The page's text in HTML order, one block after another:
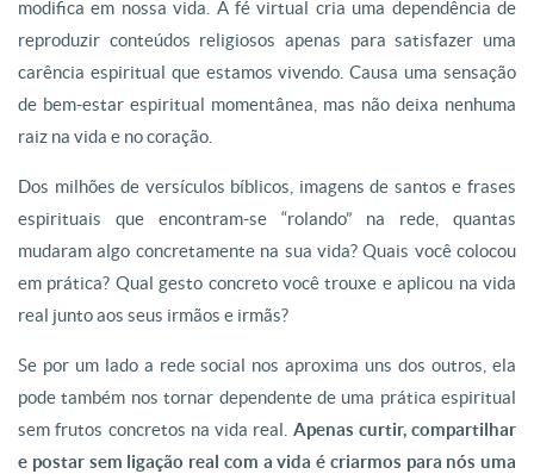
modifica em nossa vida. A fé virtual cria uma dependência de
reproduzir conteúdos religiosos apenas para satisfazer uma
carência espiritual que estamos vivendo. Causa uma sensação
de bem-estar espiritual momentânea, mas não deixa nenhuma
raiz na vida e no coração.
Dos milhões de versículos bíblicos, imagens de santos e frases
espirituais que encontram-se “rolando” na rede, quantas
mudaram algo concretamente na sua vida? Quais você colocou
em prática? Qual gesto concreto você trouxe e aplicou na vida
real junto aos seus irmãos e irmãs?
Se por um lado a rede social nos aproxima uns dos outros, ela
pode também nos tornar dependente de uma prática espiritual
sem frutos concretos na vida real. Apenas curtir, compartilhar
e postar sem ligação real com a vida é criarmos para nós uma